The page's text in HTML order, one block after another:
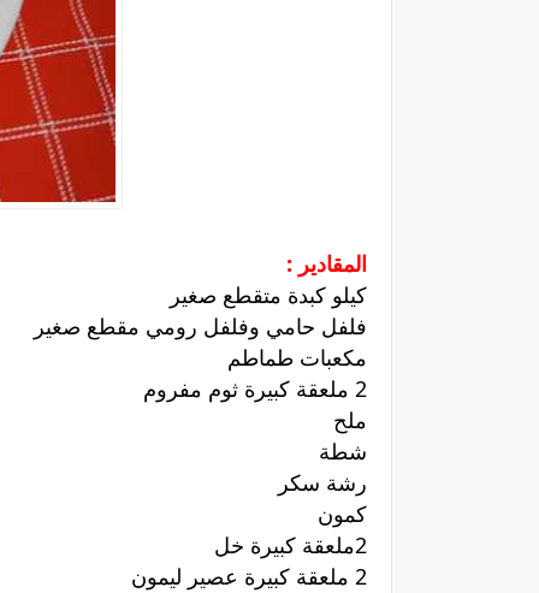
المقادير :
كيلو كبدة متقطع صغير
فلفل حامي وفلفل رومي مقطع صغير
مكعبات طماطم
2 ملعقة كبيرة ثوم مفروم
ملح
شطة
رشة سكر
كمون
2ملعقة كبيرة خل
2 ملعقة كبيرة عصير ليمون